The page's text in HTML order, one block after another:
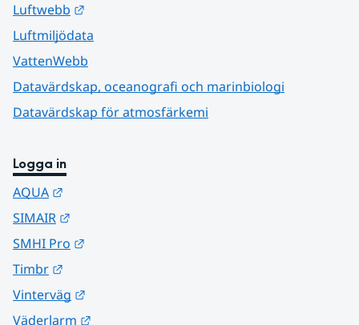
Luftwebb
Luftmiljödata
VattenWebb
Datavärdskap, oceanografi och marinbiologi
Datavärdskap för atmosfärkemi
Logga in
AQUA
SIMAIR
SMHI Pro
Timbr
Vinterväg
Väderlarm